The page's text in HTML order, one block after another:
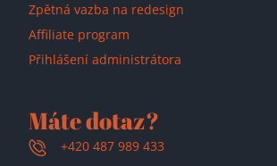
Zpětná vazba na redesign
Affiliate program
Přihlášení administrátora
Máte dotaz?
+420 487 989 433